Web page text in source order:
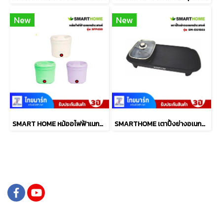
New
SMART HOME หม้ออไฟฟ้าเนกประสงค์ 1 ลิตร รุ่น SFP450
New
SMARTHOME เตาปิ้งย่างอเนกประสงค์พร้อมหม้อสุกี้ รุ่น SM-EG1503